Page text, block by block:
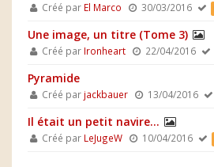
Créé par El Marco 30/03/2016
Une image, un titre (Tome 3)
Créé par Ironheart 22/04/2016
Pyramide
Créé par jackbauer 13/04/2016
Il était un petit navire...
Créé par LeJugeW 10/04/2016